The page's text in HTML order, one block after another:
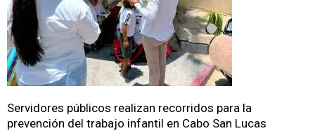
Servidores públicos realizan recorridos para la
prevención del trabajo infantil en Cabo San Lucas